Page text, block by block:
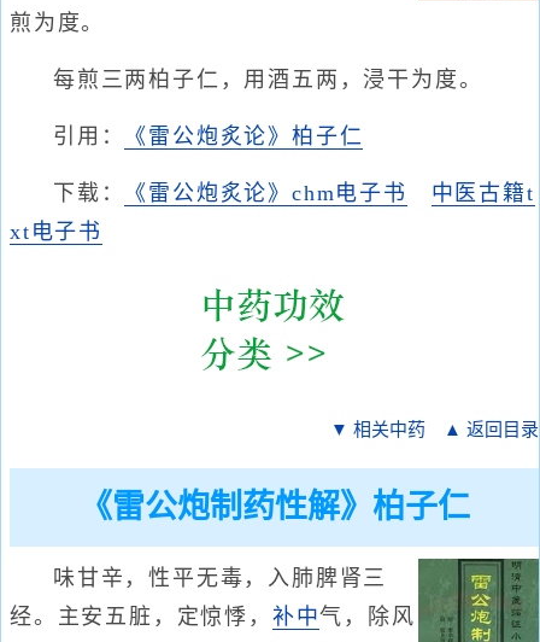
煎为度。
每煎三两柏子仁，用酒五两，浸干为度。
引用： 《雷公炮炙论》柏子仁
下载： 《雷公炮炙论》chm电子书
中医古籍t
xt电子书
▼ 相关中药 ▲ 返回目录
《雷公炮制药性解》柏子仁
味甘辛，性平无毒，入肺脾肾三
经。主安五脏，定惊悸， 补中气，除风